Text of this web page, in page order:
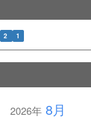
2 1
2026年8月